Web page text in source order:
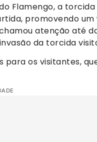
Flamengo, a
promovendo
atenção até
da torcida
para os visitantes,